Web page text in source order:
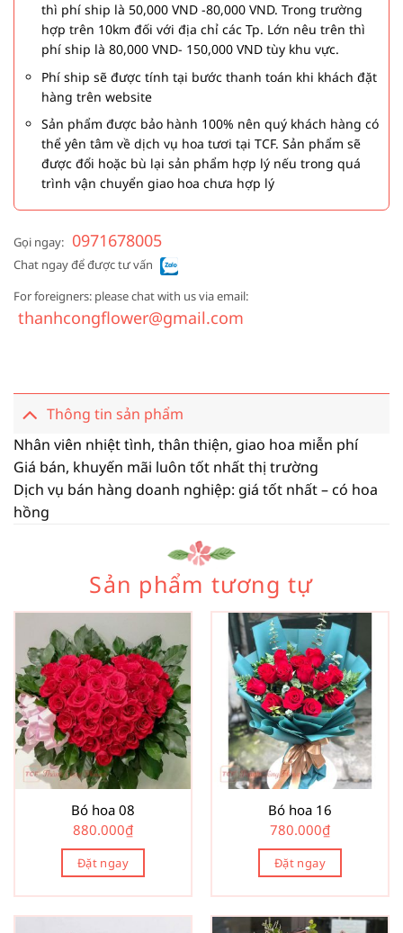
thì phí ship là 50,000 VND -80,000 VND. Trong trường
hợp trên 10km đối với địa chỉ các Tp. Lớn nêu trên thì
phí ship là 80,000 VND- 150,000 VND tùy khu vực.
Phí ship sẽ được tính tại bước thanh toán khi khách đặt
hàng trên website
Sản phẩm được bảo hành 100% nên quý khách hàng có
thể yên tâm về dịch vụ hoa tươi tại TCF. Sản phẩm sẽ
được đổi hoặc bù lại sản phẩm hợp lý nếu trong quá
trình vận chuyển giao hoa chưa hợp lý
Gọi ngay: 0971678005
Chat ngay để được tư vấn
For foreigners: please chat with us via email:
thanhcongflower@gmail.com
Thông tin sản phẩm
Nhân viên nhiệt tình, thân thiện, giao hoa miễn phí
Giá bán, khuyến mãi luôn tốt nhất thị trường
Dịch vụ bán hàng doanh nghiệp: giá tốt nhất – có hoa
hồng
Sản phẩm tương tự
Bó hoa 08
880.000₫
Đặt ngay
Bó hoa 16
780.000₫
Đặt ngay